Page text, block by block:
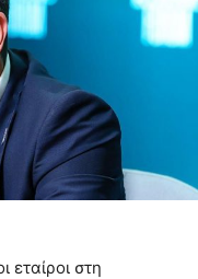
εταίροι στη